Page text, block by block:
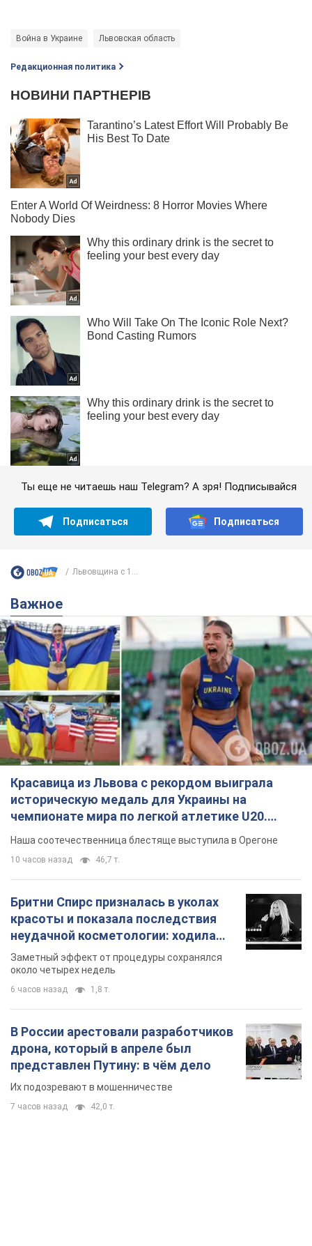
Война в Украине Львовская область
Редакционная политика
Ты еще не читаешь наш Telegram? А зря! Подписывайся
Подписаться Подписаться
Львовщина с 1...
Важное
Красавица из Львова с рекордом выиграла
историческую медаль для Украины на
чемпионате мира по легкой атлетике U20.
Видео
Наша соотечественница блестяще выступила в Орегоне
10 часов назад 46,7 т.
Бритни Спирс призналась в уколах
красоты и показала последствия
неудачной косметологии: ходила
так почти месяц
Заметный эффект от процедуры сохранялся
около четырех недель
6 часов назад 1,8 т.
В России арестовали разработчиков
дрона, который в апреле был
представлен Путину: в чём дело
Их подозревают в мошенничестве
7 часов назад 42,0 т.